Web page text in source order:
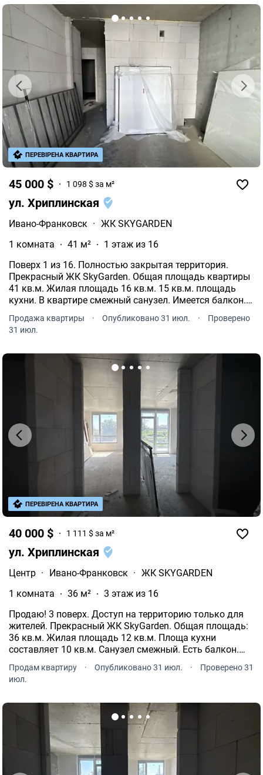
45 000 $ 1 098 $ за м²
ул. Хриплинская
Ивано-Франковск · ЖК SKYGARDEN
1 комната
41 м²
1 этаж из 16
Поверх 1 из 16. Полностью закрытая территория.
Прекрасный ЖК SkyGarden. Общая площадь квартиры
41 кв.м. Жилая площадь 16 кв.м. 15 кв.м. площадь
кухни. В квартире смежный санузел. Имеется балкон.
электричество, газ. С бойлером. Интернет есть.
Продажа квартиры · Опубликовано 31 июл. ·
Проверено
31 июл.
ПЕРЕВІРЕНА КВАРТИРА
40 000 $ 1 111 $ за м²
ул. Хриплинская
Центр · Ивано-Франковск · ЖК SKYGARDEN
1 комната
36 м²
3 этаж из 16
Продаю! 3 поверх. Доступ на территорию только для
жителей. Прекрасный ЖК SkyGarden. Общая площадь:
36 кв.м. Жилая площадь 12 кв.м. Площа кухни
составляет 10 кв.м. Санузел смежный. Есть балкон.
электричество. Теплая вода бойлер. Интернет
проведен.
Продам квартиру · Опубликовано 31 июл. ·
Проверено 31
июл.
ПЕРЕВІРЕНА КВАРТИРА